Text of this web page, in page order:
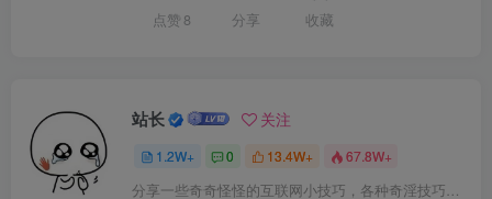
点赞 8 分享 收藏
站长 关注
1.2W+ 0 13.4W+ 67.8W+
分享一些奇奇怪怪的互联网小技巧，各种奇淫技巧都在本站。